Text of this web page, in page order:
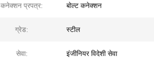
कनेक्शन प्रपत्र: बोल्ट कनेक्शन
ग्रेड: स्टील
सेवा: इंजीनियर विदेशी सेवा